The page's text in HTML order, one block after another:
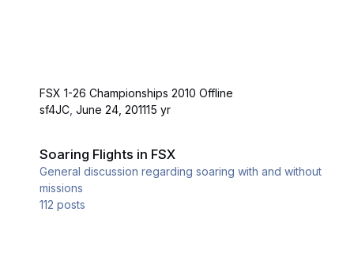
FSX 1-26 Championships 2010 Offline
sf4JC ,June 24, 201115 yr
Soaring Flights in FSX
General discussion regarding soaring with and without
missions
112 posts